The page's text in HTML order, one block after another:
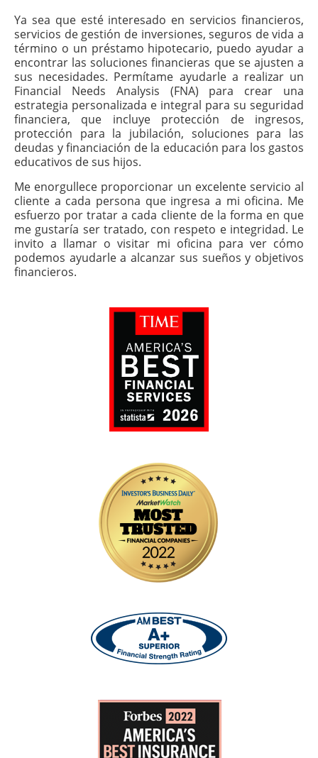
Ya sea que esté interesado en servicios financieros,
servicios de gestión de inversiones, seguros de vida a
término o un préstamo hipotecario, puedo ayudar a
encontrar las soluciones financieras que se ajusten a
sus necesidades. Permítame ayudarle a realizar un
Financial Needs Analysis (FNA) para crear una
estrategia personalizada e integral para su seguridad
financiera, que incluye protección de ingresos,
protección para la jubilación, soluciones para las
deudas y financiación de la educación para los gastos
educativos de sus hijos.
Me enorgullece proporcionar un excelente servicio al
cliente a cada persona que ingresa a mi oficina. Me
esfuerzo por tratar a cada cliente de la forma en que
me gustaría ser tratado, con respeto e integridad. Le
invito a llamar o visitar mi oficina para ver cómo
podemos ayudarle a alcanzar sus sueños y objetivos
financieros.